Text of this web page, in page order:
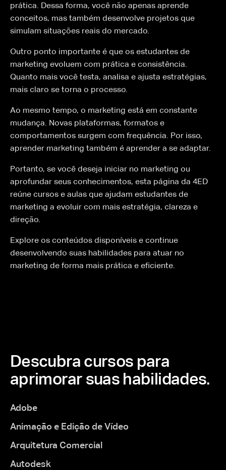
prática. Dessa forma, você não apenas aprende
conceitos, mas também desenvolve projetos que
simulam situações reais do mercado.
Outro ponto importante é que os estudantes de
marketing evoluem com prática e consistência.
Quanto mais você testa, analisa e ajusta estratégias,
mais claro se torna o processo.
Ao mesmo tempo, o marketing está em constante
mudança. Novas plataformas, formatos e
comportamentos surgem com frequência. Por isso,
aprender marketing também é aprender a se adaptar.
Portanto, se você deseja iniciar no marketing ou
aprofundar seus conhecimentos, esta página da 4ED
reúne cursos e aulas que ajudam estudantes de
marketing a evoluir com mais estratégia, clareza e
direção.
Explore os conteúdos disponíveis e continue
desenvolvendo suas habilidades para atuar no
marketing de forma mais prática e eficiente.
Descubra cursos para
aprimorar suas habilidades.
Adobe
Animação e Edição de Vídeo
Arquitetura Comercial
Autodesk